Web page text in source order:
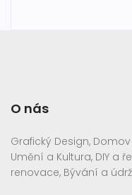
O nás
Grafický Design,
Umění a Kultura, DIY a
renovace, Bývání a